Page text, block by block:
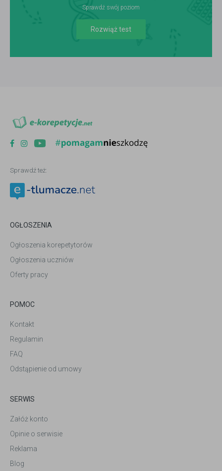
Sprawdź swój poziom
Rozwiąż test
Sprawdź też:
OGŁOSZENIA
Ogłoszenia korepetytorów
Ogłoszenia uczniów
Oferty pracy
POMOC
Kontakt
Regulamin
FAQ
Odstąpienie od umowy
SERWIS
Załóż konto
Opinie o serwisie
Reklama
Blog